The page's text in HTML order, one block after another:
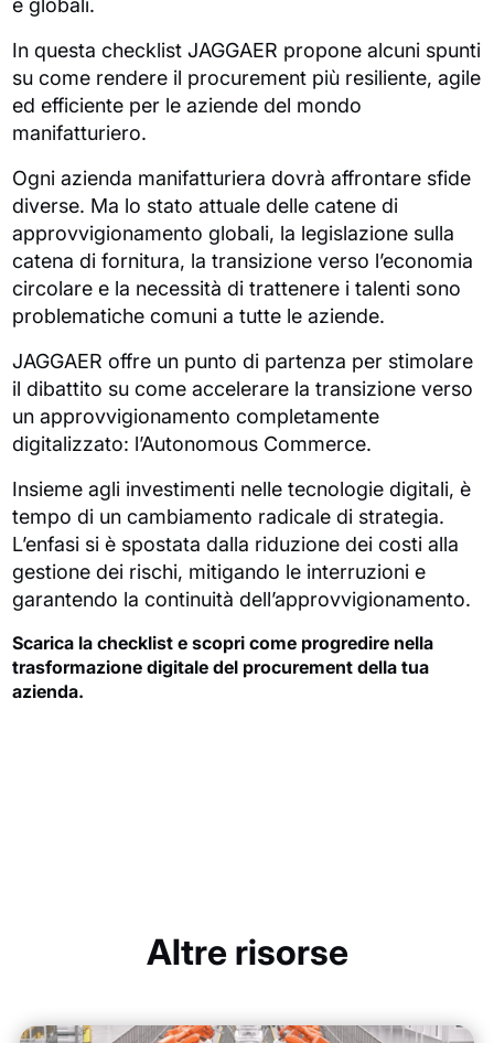
e globali.
In questa checklist JAGGAER propone alcuni spunti
su come rendere il procurement più resiliente, agile
ed efficiente per le aziende del mondo
manifatturiero.
Ogni azienda manifatturiera dovrà affrontare sfide
diverse. Ma lo stato attuale delle catene di
approvvigionamento globali, la legislazione sulla
catena di fornitura, la transizione verso l’economia
circolare e la necessità di trattenere i talenti sono
problematiche comuni a tutte le aziende.
JAGGAER offre un punto di partenza per stimolare
il dibattito su come accelerare la transizione verso
un approvvigionamento completamente
digitalizzato: l’Autonomous Commerce.
Insieme agli investimenti nelle tecnologie digitali, è
tempo di un cambiamento radicale di strategia.
L’enfasi si è spostata dalla riduzione dei costi alla
gestione dei rischi, mitigando le interruzioni e
garantendo la continuità dell’approvvigionamento.
Scarica la checklist e scopri come progredire nella
trasformazione digitale del procurement della tua
azienda.
Altre risorse